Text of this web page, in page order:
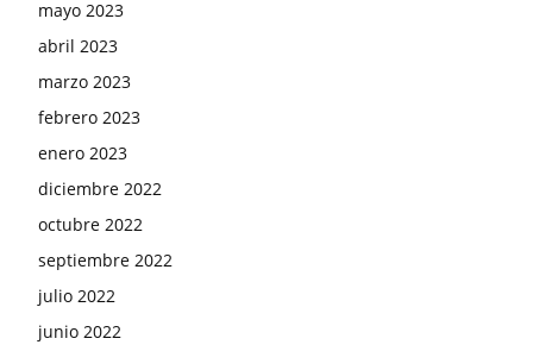
mayo 2023
abril 2023
marzo 2023
febrero 2023
enero 2023
diciembre 2022
octubre 2022
septiembre 2022
julio 2022
junio 2022